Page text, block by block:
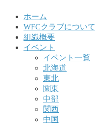
ホーム
WFCクラブについて
組織概要
イベント
イベント一覧
北海道
東北
関東
中部
関西
中国